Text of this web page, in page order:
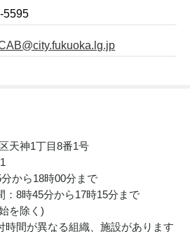
5595
天神1丁目8番1号
から18時00分まで
：8時45分から17時15分まで
を除く)
間が異なる組織、施設があります